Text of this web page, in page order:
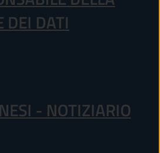
DEI DATI
- NOTIZIARIO